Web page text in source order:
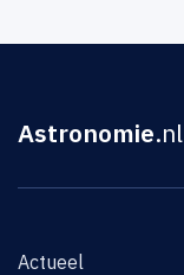
Astronomie.nl
Actueel